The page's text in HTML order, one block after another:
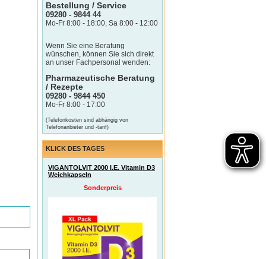
Bestellung / Service
09280 - 9844 44
Mo-Fr 8:00 - 18:00, Sa 8:00 - 12:00
Wenn Sie eine Beratung
wünschen, können Sie sich direkt
an unser Fachpersonal wenden:
Pharmazeutische Beratung
/ Rezepte
09280 - 9844 450
Mo-Fr 8:00 - 17:00
(Telefonkosten sind abhängig von
Telefonanbieter und -tarif)
KLICK DES TAGES
VIGANTOLVIT 2000 I.E. Vitamin D3
Weichkapseln
Sonderpreis